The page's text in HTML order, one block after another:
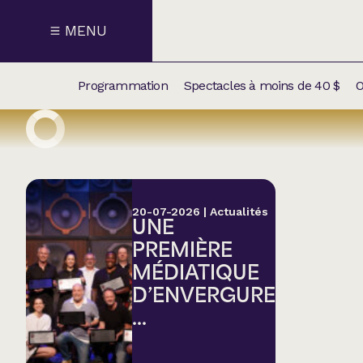
MENU
NOS
Humour
Programmation Spectacles à moins de 40 $
20-07-2026 | Actualités
UNE
PREMIÈRE
MÉDIATIQUE
D’ENVERGURE
...